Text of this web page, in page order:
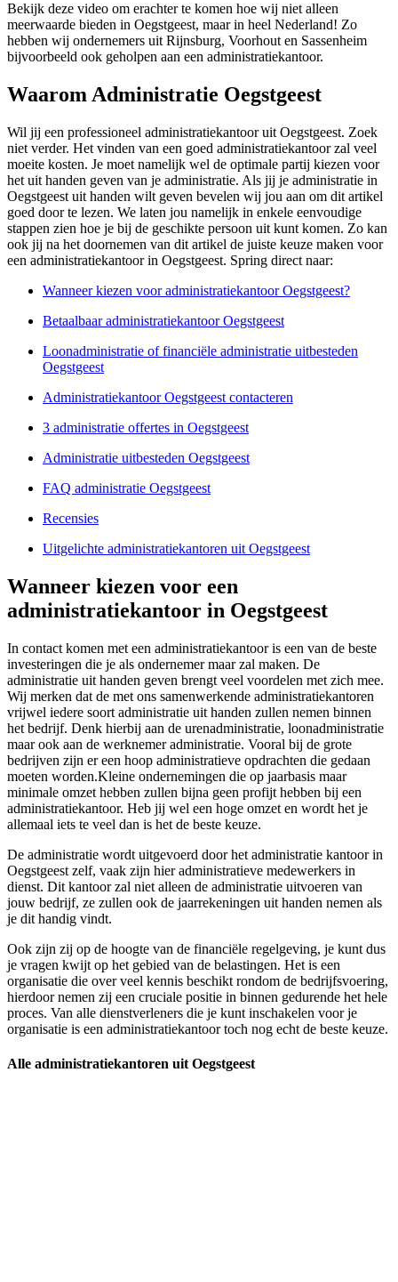
Bekijk deze video om erachter te komen hoe wij niet alleen
meerwaarde bieden in Oegstgeest, maar in heel Nederland! Zo
hebben wij ondernemers uit Rijnsburg, Voorhout en Sassenheim
bijvoorbeeld ook geholpen aan een administratiekantoor.
Waarom Administratie Oegstgeest
Wil jij een professioneel administratiekantoor uit Oegstgeest. Zoek
niet verder. Het vinden van een goed administratiekantoor zal veel
moeite kosten. Je moet namelijk wel de optimale partij kiezen voor
het uit handen geven van je administratie. Als jij je administratie in
Oegstgeest uit handen wilt geven bevelen wij jou aan om dit artikel
goed door te lezen. We laten jou namelijk in enkele eenvoudige
stappen zien hoe je bij de geschikte persoon uit kunt komen. Zo kan
ook jij na het doornemen van dit artikel de juiste keuze maken voor
een administratiekantoor in Oegstgeest. Spring direct naar:
Wanneer kiezen voor administratiekantoor Oegstgeest?
Betaalbaar administratiekantoor Oegstgeest
Loonadministratie of financiële administratie uitbesteden
Oegstgeest
Administratiekantoor Oegstgeest contacteren
3 administratie offertes in Oegstgeest
Administratie uitbesteden Oegstgeest
FAQ administratie Oegstgeest
Recensies
Uitgelichte administratiekantoren uit Oegstgeest
Wanneer kiezen voor een
administratiekantoor in Oegstgeest
In contact komen met een administratiekantoor is een van de beste
investeringen die je als ondernemer maar zal maken. De
administratie uit handen geven brengt veel voordelen met zich mee.
Wij merken dat de met ons samenwerkende administratiekantoren
vrijwel iedere soort administratie uit handen zullen nemen binnen
het bedrijf. Denk hierbij aan de urenadministratie, loonadministratie
maar ook aan de werknemer administratie. Vooral bij de grote
bedrijven zijn er een hoop administratieve opdrachten die gedaan
moeten worden.Kleine ondernemingen die op jaarbasis maar
minimale omzet hebben zullen bijna geen profijt hebben bij een
administratiekantoor. Heb jij wel een hoge omzet en wordt het je
allemaal iets te veel dan is het de beste keuze.
De administratie wordt uitgevoerd door het administratie kantoor in
Oegstgeest zelf, vaak zijn hier administratieve medewerkers in
dienst. Dit kantoor zal niet alleen de administratie uitvoeren van
jouw bedrijf, ze zullen ook de jaarrekeningen uit handen nemen als
je dit handig vindt.
Ook zijn zij op de hoogte van de financiële regelgeving, je kunt dus
je vragen kwijt op het gebied van de belastingen. Het is een
organisatie die over veel kennis beschikt rondom de bedrijfsvoering,
hierdoor nemen zij een cruciale positie in binnen gedurende het hele
proces. Van alle dienstverleners die je kunt inschakelen voor je
organisatie is een administratiekantoor toch nog echt de beste keuze.
Alle administratiekantoren uit Oegstgeest